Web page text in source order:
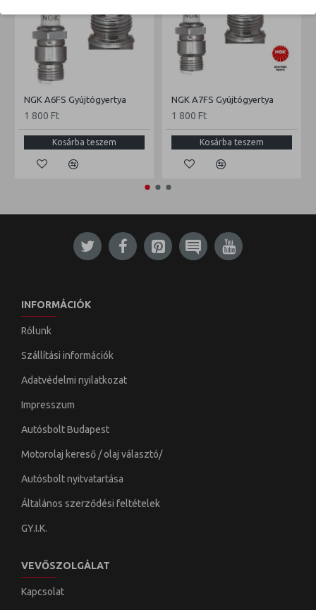
NGK A6FS Gyújtógyertya
1 800 Ft
Kosárba teszem
NGK A7FS Gyújtógyertya
1 800 Ft
Kosárba teszem
INFORMÁCIÓK
Rólunk
Szállítási információk
Adatvédelmi nyilatkozat
Impresszum
Autósbolt Budapest
Motorolaj kereső / olaj választó/
Autósbolt nyitvatartása
Általános szerződési feltételek
GY.I.K.
VEVŐSZOLGÁLAT
Kapcsolat